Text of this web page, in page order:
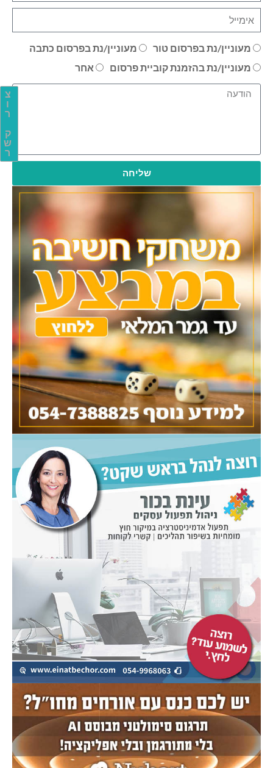
צ
ו
ר
ק
ש
ר
מעוניין/נת בפרסום טור
מעוניין/נת בפרסום כתבה
מעוניין/נת בהזמנת קוביית פרסום
אחר
שליחה